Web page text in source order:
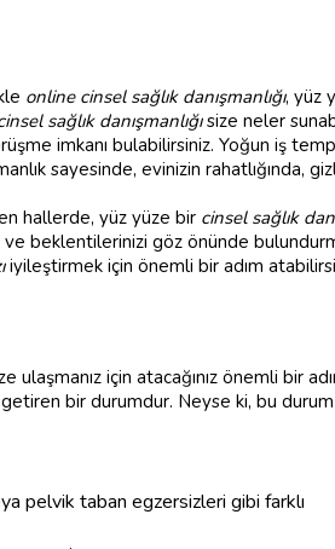
online cinsel sağlık danışmanlığı, yüz
sağlık danışmanlığısize neler
imkanı bulabilirsiniz. Yoğun iş
sayesinde, evinizin rahatlığında,
hallerde, yüz yüze bir cinsel sağlık
beklentilerinizi göz önünde
iyileştirmek için önemli bir adım
ulaşmanız için atacağınız önemli bir
getiren bir durumdur. Neyse ki, bu
pelvik taban egzersizleri gibi farklı